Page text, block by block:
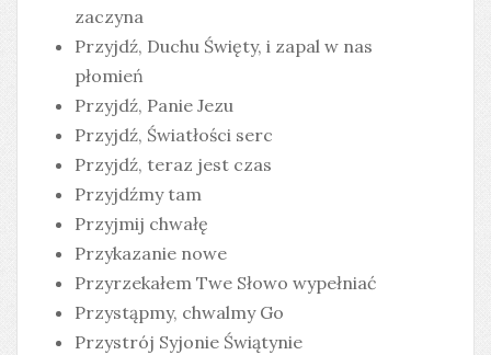
zaczyna
Przyjdź, Duchu Święty, i zapal w nas
płomień
Przyjdź, Panie Jezu
Przyjdź, Światłości serc
Przyjdź, teraz jest czas
Przyjdźmy tam
Przyjmij chwałę
Przykazanie nowe
Przyrzekałem Twe Słowo wypełniać
Przystąpmy, chwalmy Go
Przystrój Syjonie Świątynie